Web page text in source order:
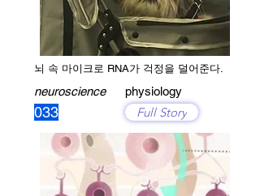
뇌 속 마이크로 RNA가 걱정을 덜어준다.
neuroscience
033
physiology
Full Story